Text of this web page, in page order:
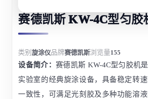
赛德凯斯 KW-4C型匀胶
类别旋涂仪品牌赛德凯斯浏览量155
设备简介： 赛德凯斯 KW-4C型匀胶机
实验室的经典旋涂设备，具备稳定转
一致性，可满足光刻胶及多种功能溶